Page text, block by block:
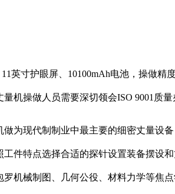
英寸护眼屏、10100mAh电池，操做精
机操做人员需要深切领会ISO 9001质
现代制制业中最主要的细密丈量设备
工件特点选择合适的探针设置装备摆设
罗机械制图、几何公役、材料力学等焦